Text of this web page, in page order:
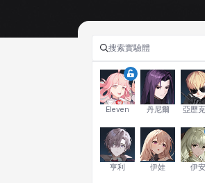
Eleven 丹尼爾 亞歷
亨利 伊娃 伊安